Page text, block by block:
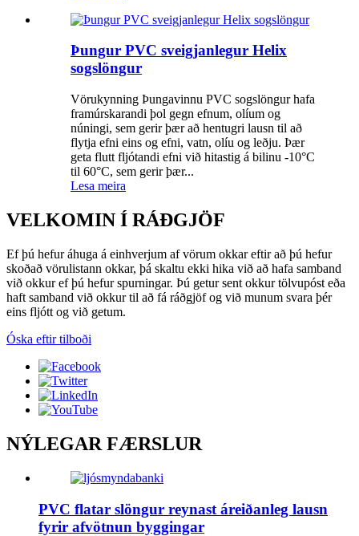
Þungur PVC sveigjanlegur Helix
sogslöngur
Vörukynning Þungavinnu PVC sogslöngur hafa
framúrskarandi þol gegn efnum, olíum og
núningi, sem gerir þær að hentugri lausn til að
flytja efni eins og efni, vatn, olíu og leðju. Þær
geta flutt fljótandi efni við hitastig á bilinu -10°C
til 60°C, sem gerir þær...
Lesa meira
VELKOMIN Í RÁÐGJÖF
Ef þú hefur áhuga á einhverjum af vörum okkar eftir að þú hefur
skoðað vörulistann okkar, þá skaltu ekki hika við að hafa samband
við okkur ef þú hefur spurningar. Þú getur sent okkur tölvupóst eða
haft samband við okkur til að fá ráðgjöf og við munum svara þér
eins fljótt og við getum.
Óska eftir tilboði
NÝLEGAR FÆRSLUR
PVC flatar slöngur reynast áreiðanleg lausn
fyrir afvötnun byggingar